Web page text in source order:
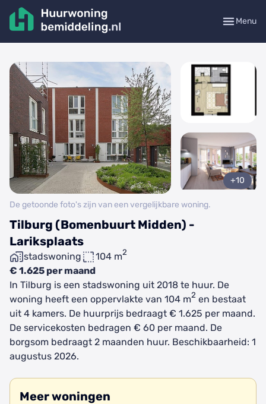
Menu
Tilburg (Bomenbuurt Midden) -
Lariksplaats
stadswoning 104 m2
€ 1.625 per maand
+10
De getoonde foto's zijn van een vergelijkbare woning.
In Tilburg is een stadswoning uit 2018 te huur. De
woning heeft een oppervlakte van 104 m2 en bestaat
uit 4 kamers. De huurprijs bedraagt € 1.625 per maand.
De servicekosten bedragen € 60 per maand. De
borgsom bedraagt 2 maanden huur. Beschikbaarheid: 1
augustus 2026.
Meer woningen